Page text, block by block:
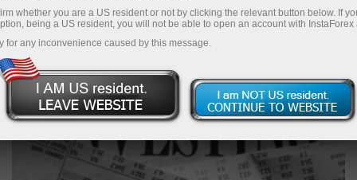
whether you are a US resident or not by clicking the relevant button below. If
being a US resident, you will not be able to open an account with InstaForex
for any inconvenience caused by this message.